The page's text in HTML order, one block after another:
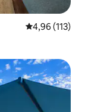
Priemerné
4,96 (113)